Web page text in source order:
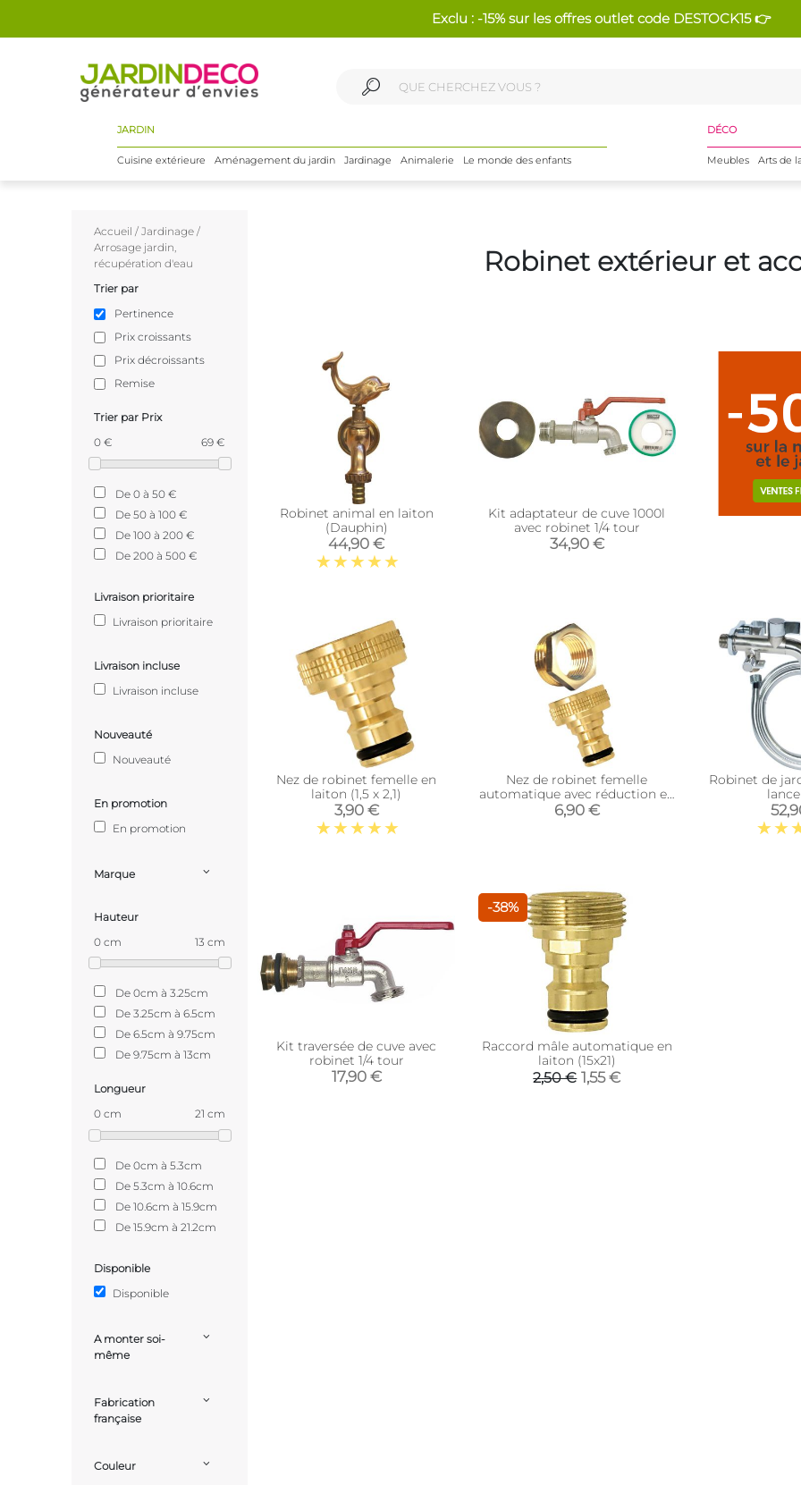
Exclu : -15% sur les offres outlet code DESTOCK15 👉
JARDIN
Cuisine extérieure Aménagement du jardin Jardinage Animalerie Le monde des enfants
DÉCO
Meubles Arts de
Accueil / Jardinage /
Arrosage jardin,
récupération d'eau
Trier par
Pertinence
Prix croissants
Prix décroissants
Remise
Trier par Prix
0 €
69 €
De 0 à 50 €
De 50 à 100 €
De 100 à 200 €
De 200 à 500 €
Livraison prioritaire
Livraison prioritaire
Livraison incluse
Livraison incluse
Nouveauté
Nouveauté
En promotion
En promotion
Marque
Hauteur
0 cm
13 cm
De 0cm à 3.25cm
De 3.25cm à 6.5cm
De 6.5cm à 9.75cm
De 9.75cm à 13cm
Longueur
0 cm
21 cm
De 0cm à 5.3cm
De 5.3cm à 10.6cm
De 10.6cm à 15.9cm
De 15.9cm à 21.2cm
Disponible
Disponible
A monter soi-
même
Fabrication
française
Couleur
Robinet extérieur et
Robinet animal en laiton
(Dauphin)
44,90 €
Kit adaptateur de cuve 1000l
avec robinet 1/4 tour
34,90 €
Nez de robinet femelle en
laiton (1,5 x 2,1)
3,90 €
Nez de robinet femelle
automatique avec réduction en
laiton
6,90 €
Robinet de
Kit traversée de cuve avec
robinet 1/4 tour
17,90 €
-38%
Raccord mâle automatique en
laiton (15x21)
2,50 € 1,55 €